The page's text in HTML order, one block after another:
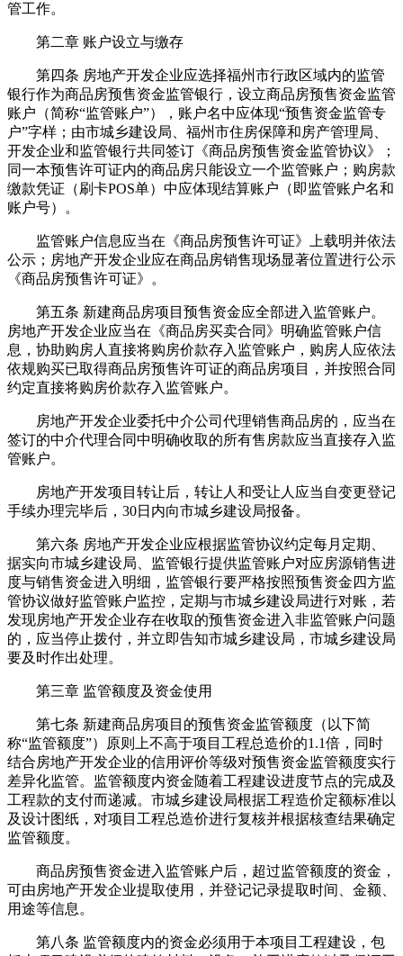
管工作。
第二章 账户设立与缴存
第四条 房地产开发企业应选择福州市行政区域内的监管
银行作为商品房预售资金监管银行，设立商品房预售资金监管
账户（简称“监管账户”），账户名中应体现“预售资金监管专
户”字样；由市城乡建设局、福州市住房保障和房产管理局、
开发企业和监管银行共同签订《商品房预售资金监管协议》；
同一本预售许可证内的商品房只能设立一个监管账户；购房款
缴款凭证（刷卡POS单）中应体现结算账户（即监管账户名和
账户号）。
监管账户信息应当在《商品房预售许可证》上载明并依法
公示；房地产开发企业应在商品房销售现场显著位置进行公示
《商品房预售许可证》。
第五条 新建商品房项目预售资金应全部进入监管账户。
房地产开发企业应当在《商品房买卖合同》明确监管账户信
息，协助购房人直接将购房价款存入监管账户，购房人应依法
依规购买已取得商品房预售许可证的商品房项目，并按照合同
约定直接将购房价款存入监管账户。
房地产开发企业委托中介公司代理销售商品房的，应当在
签订的中介代理合同中明确收取的所有售房款应当直接存入监
管账户。
房地产开发项目转让后，转让人和受让人应当自变更登记
手续办理完毕后，30日内向市城乡建设局报备。
第六条 房地产开发企业应根据监管协议约定每月定期、
据实向市城乡建设局、监管银行提供监管账户对应房源销售进
度与销售资金进入明细，监管银行要严格按照预售资金四方监
管协议做好监管账户监控，定期与市城乡建设局进行对账，若
发现房地产开发企业存在收取的预售资金进入非监管账户问题
的，应当停止拨付，并立即告知市城乡建设局，市城乡建设局
要及时作出处理。
第三章 监管额度及资金使用
第七条 新建商品房项目的预售资金监管额度（以下简
称“监管额度”）原则上不高于项目工程总造价的1.1倍，同时
结合房地产开发企业的信用评价等级对预售资金监管额度实行
差异化监管。监管额度内资金随着工程建设进度节点的完成及
工程款的支付而递减。市城乡建设局根据工程造价定额标准以
及设计图纸，对项目工程总造价进行复核并根据核查结果确定
监管额度。
商品房预售资金进入监管账户后，超过监管额度的资金，
可由房地产开发企业提取使用，并登记记录提取时间、金额、
用途等信息。
第八条 监管额度内的资金必须用于本项目工程建设，包